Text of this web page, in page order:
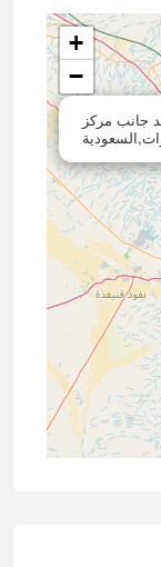
جانب مركز
+
−